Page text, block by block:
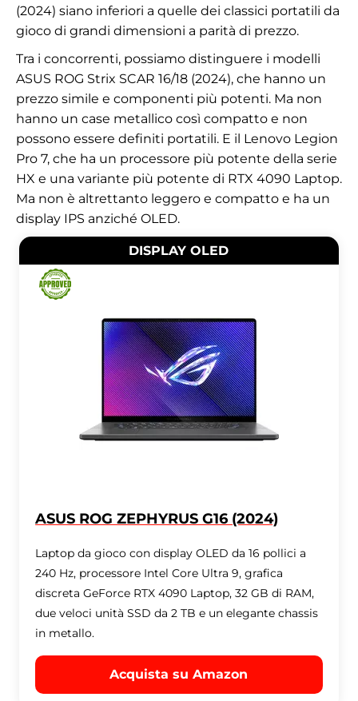
(2024) siano inferiori a quelle dei classici portatili da
gioco di grandi dimensioni a parità di prezzo.
Tra i concorrenti, possiamo distinguere i modelli
ASUS ROG Strix SCAR 16/18 (2024), che hanno un
prezzo simile e componenti più potenti. Ma non
hanno un case metallico così compatto e non
possono essere definiti portatili. E il Lenovo Legion
Pro 7, che ha un processore più potente della serie
HX e una variante più potente di RTX 4090 Laptop.
Ma non è altrettanto leggero e compatto e ha un
display IPS anziché OLED.
DISPLAY OLED
ASUS ROG ZEPHYRUS G16 (2024)
Laptop da gioco con display OLED da 16 pollici a
240 Hz, processore Intel Core Ultra 9, grafica
discreta GeForce RTX 4090 Laptop, 32 GB di RAM,
due veloci unità SSD da 2 TB e un elegante chassis
in metallo.
Acquista su Amazon